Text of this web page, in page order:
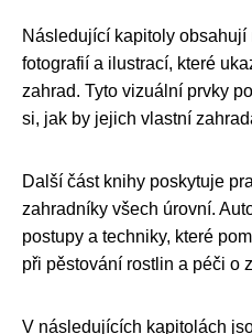
Následující kapitoly
fotografií a ilustrací, které
zahrad. Tyto vizuální prvky
si, jak by jejich vlastní
Další část knihy poskytuje
zahradníky všech úrovní.
postupy a techniky, které
při pěstování rostlin a péči o
V následujících kapitolách